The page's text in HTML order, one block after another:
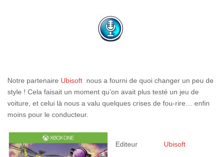
Notre partenaire Ubisoft nous a fourni de quoi changer un peu de
style ! Cela faisait un moment qu’on avait plus testé un jeu de
voiture, et celui là nous a valu quelques crises de fou-rire… enfin
moins pour le conducteur.
Editeur Ubisoft